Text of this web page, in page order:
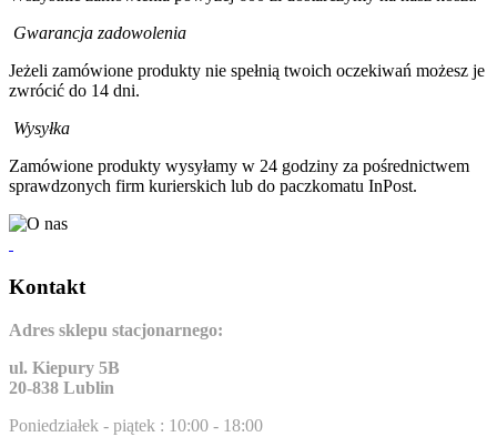
Gwarancja zadowolenia
Jeżeli zamówione produkty nie spełnią twoich oczekiwań możesz je
zwrócić do 14 dni.
Wysyłka
Zamówione produkty wysyłamy w 24 godziny za pośrednictwem
sprawdzonych firm kurierskich lub do paczkomatu InPost.
Kontakt
Adres sklepu stacjonarnego:
ul. Kiepury 5B
20-838 Lublin
Poniedziałek - piątek : 10:00 - 18:00